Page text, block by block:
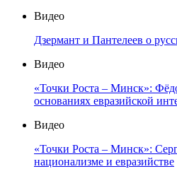
Видео
Дзермант и Пантелеев о
Видео
«Точки Роста – Минск»:
основаниях евразийской
Видео
«Точки Роста – Минск»:
национализме и евразийстве